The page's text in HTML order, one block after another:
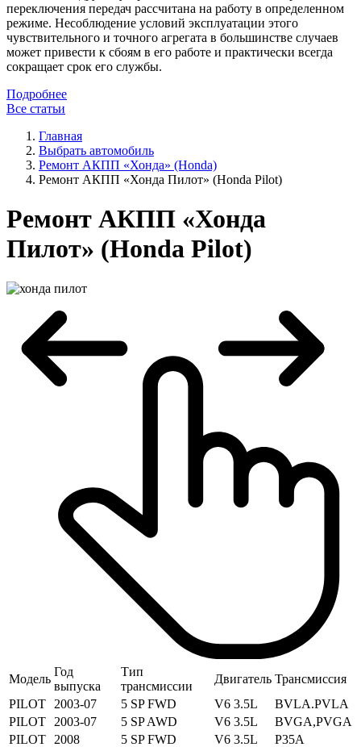
переключения передач рассчитана на работу в определенном
режиме. Несоблюдение условий эксплуатации этого
чувствительного и точного агрегата в большинстве случаев
может привести к сбоям в его работе и практически всегда
сокращает срок его службы.
Подробнее
Все статьи
Главная
Выбрать автомобиль
Ремонт АКПП «Хонда» (Honda)
Ремонт АКПП «Хонда Пилот» (Honda Pilot)
Ремонт АКПП «Хонда
Пилот» (Honda Pilot)
Модель
Год
выпуска
Тип
трансмиссии
Двигатель Трансмиссия
PILOT
2003-07 5 SP FWD V6 3.5L
BVLA.PVLA
PILOT
2003-07 5 SP AWD V6 3.5L
BVGA,PVGA
PILOT
2008 5 SP FWD V6 3.5L
P35A